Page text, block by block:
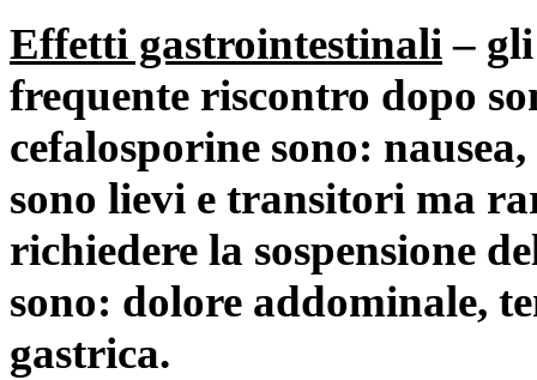
Effetti gastrointestinali–
frequente riscontro dopo
cefalosporine sono:
sono lievi e transitori ma
richiedere la sospensione
sono: dolore addominale,
gastrica.